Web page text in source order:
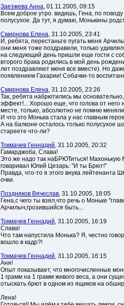
Заезжева Анна, 01.11.2005, 09:15
Всем доброе утро. видишь, Гена, по
полусухое. Да тут, я думаю, Монькины
Смирнова Елена, 31.10.2005, 23:41
И, ребята, перестаньте пугать меня
они меня тоже поздравили, только
на следующий день пришли еще гости с
второго брака родились в мой день
лет поздравляют меня все вместе). Но
появлением Гахарии! Собачки-то
Смирнова Елена, 31.10.2005, 23:26
Так, ребята набрютились мы
эффект!... Хорошо еще, что голова от него
месте, только, абсолютно не помню
И что это Монька стала у нас главным
А на балконе осталось только полусухое
стареете что-ли?
Токмачев Геннадий, 31.10.2005, 20:32
Гамарджоба, Слава!
Это же надо так наБРЮТиться! Махонькую
говаривал Юлий Цезарь: "И ты Брют!"
Правда, что-то я этого внука лейтенанта
очки.
Поздняков Вячеслав, 31.10.2005, 18:05
Гена,с чего ты взял,что речь о Моньке
Арчилыч,грозившийся быть...
Токмачев Геннадий, 31.10.2005, 16:19
Слава!
Что там напустила Монька? Я, честно
вошло в кадр?!
Токмачев Геннадий, 31.10.2005, 16:15
Аня!
Опыт показывает, что многочисленные
1 грамм на 1 грамм живого веса, а они
отыскать брют в одном из ящиков на
Лена!